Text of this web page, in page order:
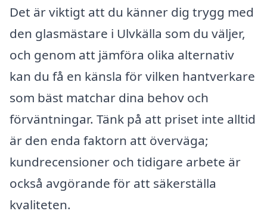
Det är viktigt att du känner dig trygg med
den glasmästare i Ulvkälla som du väljer,
och genom att jämföra olika alternativ
kan du få en känsla för vilken hantverkare
som bäst matchar dina behov och
förväntningar. Tänk på att priset inte alltid
är den enda faktorn att överväga;
kundrecensioner och tidigare arbete är
också avgörande för att säkerställa
kvaliteten.